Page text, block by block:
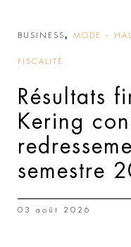
BUSINESS, MODE –
FISCALITÉ
Résultats
Kering
semestre
03 août 2026